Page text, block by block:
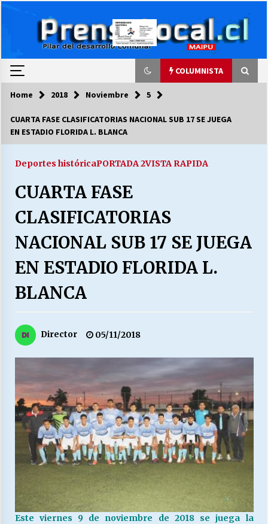
COLUMNISTA
COLUMNISTA
03/08/2026
LA DC POR SIEMPRE.RECORDANDO 69 AÑOS DE
28/07/2026
“ORGULLOSOS DE SER DC” SALUDA EL
27/07/2026
MUNICIPALIDAD, TRABAJADORES, CLIMA
Escuela hospitalaria El Carmen de Maipu.
¿Qué habrían dicho?
23/06/2026
VOLVER A SER ALTERNATIVA
16/06/2026
MUNICIPALIDADES, HONORARIOS, DESPIDOS
Home 2018 Noviembre 5
CUARTA FASE CLASIFICATORIAS NACIONAL SUB 17 SE JUEGA
EN ESTADIO FLORIDA L. BLANCA
Deportes históricaPORTADA 2VISTA RAPIDA
CUARTA FASE
CLASIFICATORIAS
NACIONAL SUB 17 SE JUEGA
EN ESTADIO FLORIDA L.
BLANCA
Director 05/11/2018
Este viernes 9 de noviembre de 2018 se juega la